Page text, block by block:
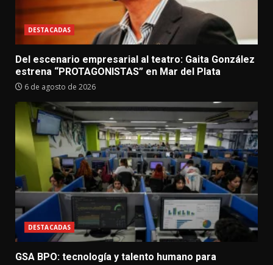
DESTACADAS
Del escenario empresarial al teatro: Gaita González
estrena “PROTAGONISTAS” en Mar del Plata
6 de agosto de 2026
DESTACADAS
GSA BPO: tecnología y talento humano para